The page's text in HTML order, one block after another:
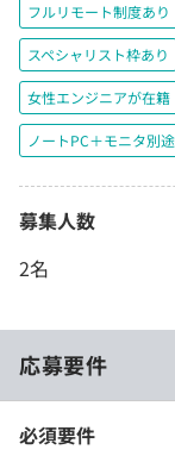
フルリモート制度あり
スペシャリスト枠あり
女性エンジニアが在籍
ノートPC＋モニタ別
募集人数
2名
応募要件
必須要件